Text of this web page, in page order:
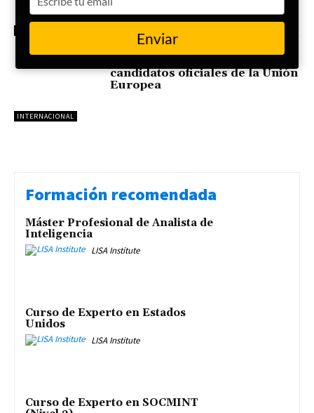
INTERNACIONAL
Ampliaciones, requisitos,
candidatos oficiales de la Unión
Europea
Formación recomendada
Máster Profesional de Analista de
Inteligencia
LISA Institute
Curso de Experto en Estados
Unidos
LISA Institute
Curso de Experto en SOCMINT
your
email
Enviar